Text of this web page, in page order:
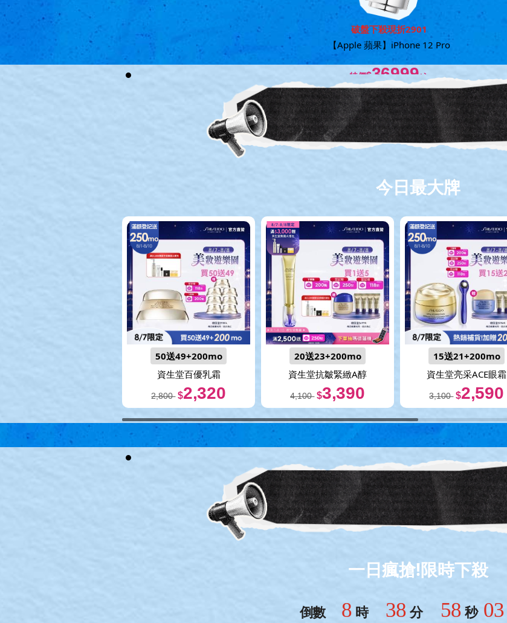
破盤下殺現折2901
【Apple 蘋果】 iPhone 12 Pro
特價$36999/入
今日最大牌
50送49+200mo
資生堂百優乳霜
2,800 $2,320
20送23+200mo
資生堂抗皺緊緻A醇
4,100 $3,390
15送21+200mo
資生堂亮采ACE眼霜
3,100 $2,590
一日瘋搶!限時下殺
倒數 8 時 38 分 55 秒 43